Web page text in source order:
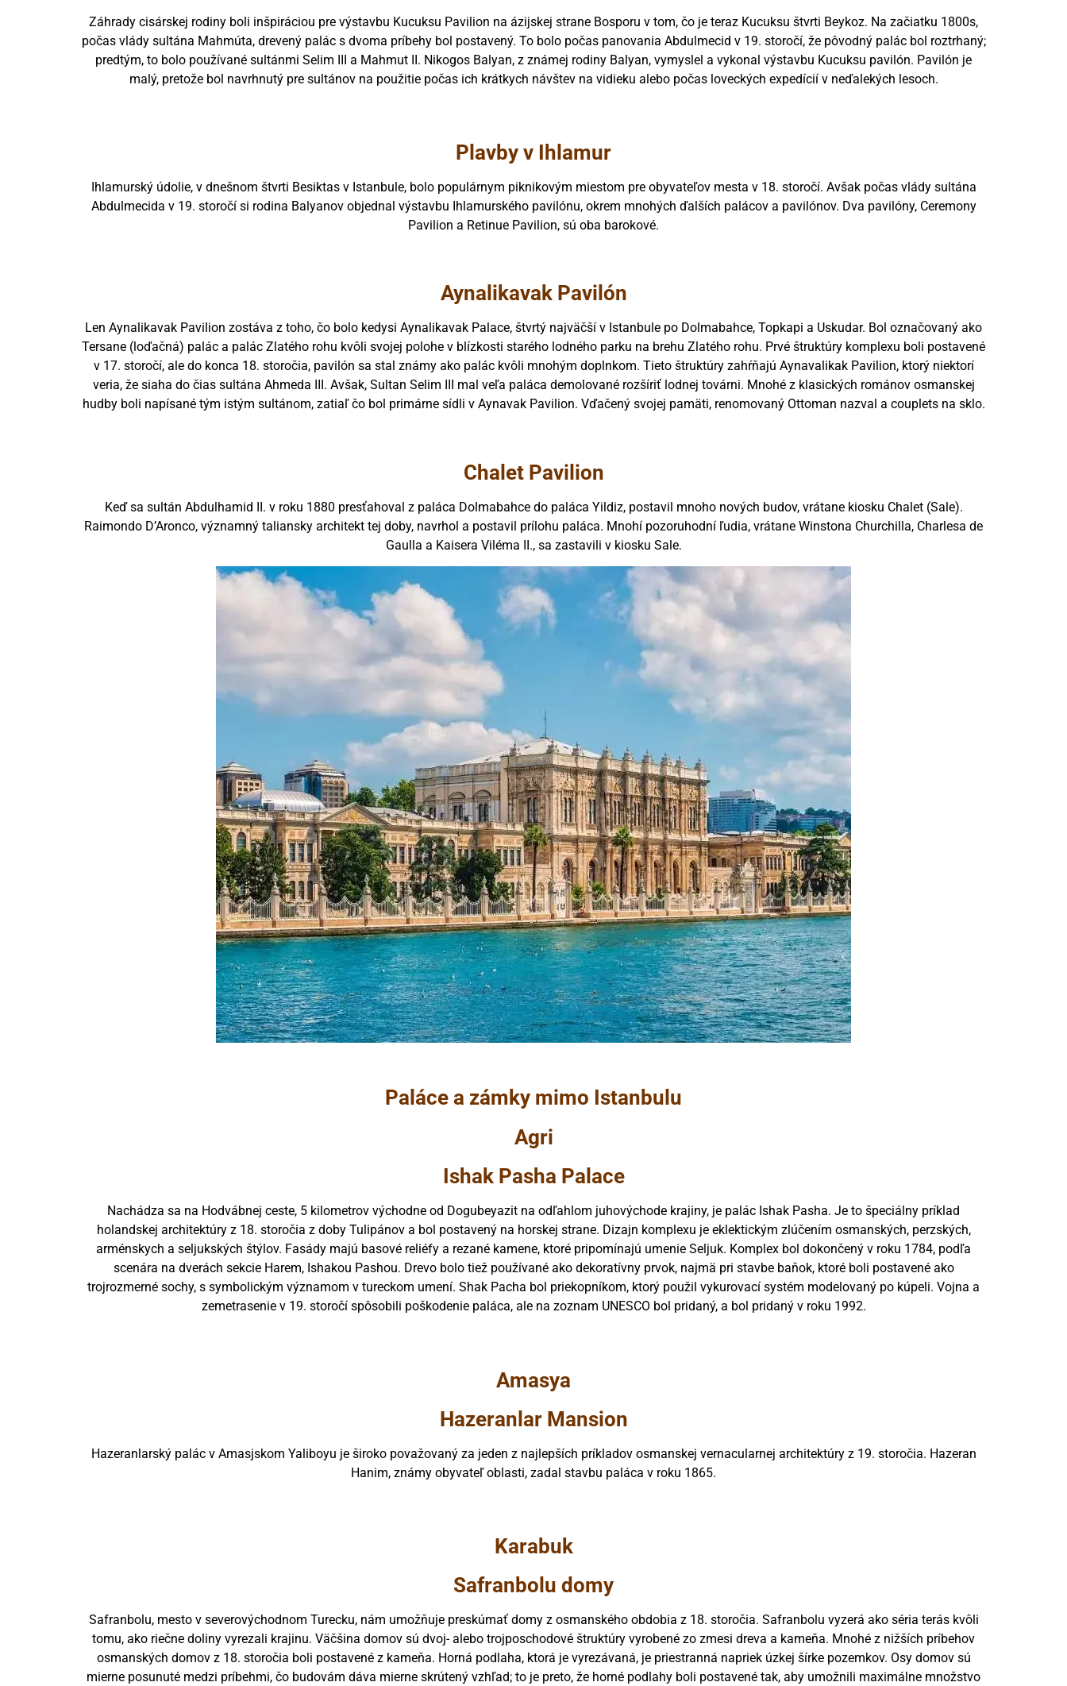
Záhrady cisárskej rodiny boli inšpiráciou pre výstavbu Kucuksu Pavilion na ázijskej strane Bosporu v tom, čo je teraz Kucuksu štvrti Beykoz. Na začiatku 1800s,
počas vlády sultána Mahmúta, drevený palác s dvoma príbehy bol postavený. To bolo počas panovania Abdulmecid v 19. storočí, že pôvodný palác bol roztrhaný;
predtým, to bolo používané sultánmi Selim III a Mahmut II. Nikogos Balyan, z známej rodiny Balyan, vymyslel a vykonal výstavbu Kucuksu pavilón. Pavilón je
malý, pretože bol navrhnutý pre sultánov na použitie počas ich krátkych návštev na vidieku alebo počas loveckých expedícií v neďalekých lesoch.
Plavby v Ihlamur
Ihlamurský údolie, v dnešnom štvrti Besiktas v Istanbule, bolo populárnym piknikovým miestom pre obyvateľov mesta v 18. storočí. Avšak počas vlády sultána
Abdulmecida v 19. storočí si rodina Balyanov objednal výstavbu Ihlamurského pavilónu, okrem mnohých ďalších palácov a pavilónov. Dva pavilóny, Ceremony
Pavilion a Retinue Pavilion, sú oba barokové.
Aynalikavak Pavilón
Len Aynalikavak Pavilion zostáva z toho, čo bolo kedysi Aynalikavak Palace, štvrtý najväčší v Istanbule po Dolmabahce, Topkapi a Uskudar. Bol označovaný ako
Tersane (loďačná) palác a palác Zlatého rohu kvôli svojej polohe v blízkosti starého lodného parku na brehu Zlatého rohu. Prvé štruktúry komplexu boli postavené
v 17. storočí, ale do konca 18. storočia, pavilón sa stal známy ako palác kvôli mnohým doplnkom. Tieto štruktúry zahŕňajú Aynavalikak Pavilion, ktorý niektorí
veria, že siaha do čias sultána Ahmeda III. Avšak, Sultan Selim III mal veľa paláca demolované rozšíriť lodnej továrni. Mnohé z klasických románov osmanskej
hudby boli napísané tým istým sultánom, zatiaľ čo bol primárne sídli v Aynavak Pavilion. Vďačený svojej pamäti, renomovaný Ottoman nazval a couplets na sklo.
Chalet Pavilion
Keď sa sultán Abdulhamid II. v roku 1880 presťahoval z paláca Dolmabahce do paláca Yildiz, postavil mnoho nových budov, vrátane kiosku Chalet (Sale).
Raimondo D’Aronco, významný taliansky architekt tej doby, navrhol a postavil prílohu paláca. Mnohí pozoruhodní ľudia, vrátane Winstona Churchilla, Charlesa de
Gaulla a Kaisera Viléma II., sa zastavili v kiosku Sale.
Paláce a zámky mimo Istanbulu
Agri
Ishak Pasha Palace
Nachádza sa na Hodvábnej ceste, 5 kilometrov východne od Dogubeyazit na odľahlom juhovýchode krajiny, je palác Ishak Pasha. Je to špeciálny príklad
holandskej architektúry z 18. storočia z doby Tulipánov a bol postavený na horskej strane. Dizajn komplexu je eklektickým zlúčením osmanských, perzských,
arménskych a seljukských štýlov. Fasády majú basové reliéfy a rezané kamene, ktoré pripomínajú umenie Seljuk. Komplex bol dokončený v roku 1784, podľa
scenára na dverách sekcie Harem, Ishakou Pashou. Drevo bolo tiež používané ako dekoratívny prvok, najmä pri stavbe baňok, ktoré boli postavené ako
trojrozmerné sochy, s symbolickým významom v tureckom umení. Shak Pacha bol priekopníkom, ktorý použil vykurovací systém modelovaný po kúpeli. Vojna a
zemetrasenie v 19. storočí spôsobili poškodenie paláca, ale na zoznam UNESCO bol pridaný, a bol pridaný v roku 1992.
Amasya
Hazeranlar Mansion
Hazeranlarský palác v Amasjskom Yaliboyu je široko považovaný za jeden z najlepších príkladov osmanskej vernacularnej architektúry z 19. storočia. Hazeran
Hanim, známy obyvateľ oblasti, zadal stavbu paláca v roku 1865.
Karabuk
Safranbolu domy
Safranbolu, mesto v severovýchodnom Turecku, nám umožňuje preskúmať domy z osmanského obdobia z 18. storočia. Safranbolu vyzerá ako séria terás kvôli
tomu, ako riečne doliny vyrezali krajinu. Väčšina domov sú dvoj- alebo trojposchodové štruktúry vyrobené zo zmesi dreva a kameňa. Mnohé z nižších príbehov
osmanských domov z 18. storočia boli postavené z kameňa. Horná podlaha, ktorá je vyrezávaná, je priestranná napriek úzkej šírke pozemkov. Osy domov sú
mierne posunuté medzi príbehmi, čo budovám dáva mierne skrútený vzhľad; to je preto, že horné podlahy boli postavené tak, aby umožnili maximálne množstvo